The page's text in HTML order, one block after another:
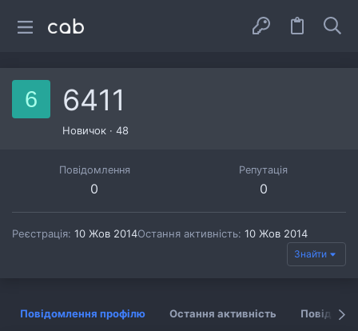
6 6411
Новичок · 48
Повідомлення
0
Репутація
0
Реєстрація 10 Жов 2014Остання активність 10 Жов 2014
Знайти
Повідомлення профілю Остання активність